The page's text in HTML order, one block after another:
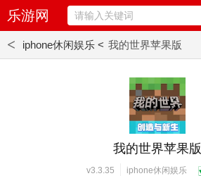
乐游网
< iphone休闲娱乐 < 我的世界苹果版
我的世界苹果版
v3.3.35 iphone休闲娱乐